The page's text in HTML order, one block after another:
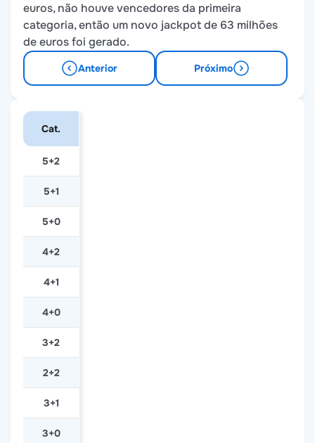
euros, não houve vencedores da primeira
categoria, então um novo jackpot de 63 milhões
de euros foi gerado.
Anterior Próximo
Cat.
5+2
5+1
5+0
4+2
4+1
4+0
3+2
2+2
3+1
3+0